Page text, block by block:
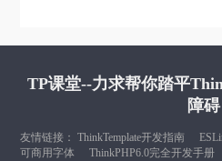
TP课堂--力求帮你踏平
障碍
友情链接：ThinkTemplate开发指南
可商用字体
ThinkPHP6.0完全开发手册